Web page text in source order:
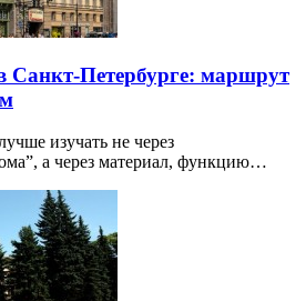
Санкт-Петербурге: маршрут
изучать не через
а через материал, функцию…